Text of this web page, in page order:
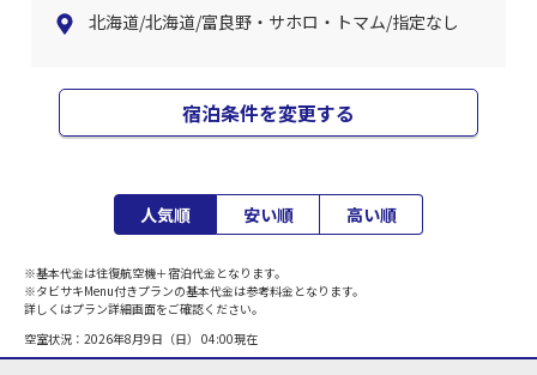
北海道/北海道/富良野・サホロ・トマム/指定なし
宿泊条件を変更する
人気順 安い順 高い順
※基本代金は往復航空機＋宿泊代金となります。
※タビサキMenu付きプランの基本代金は参考料金となります。
詳しくはプラン詳細画面をご確認ください。
空室状況： 2026年8月9日（日） 04:00現在